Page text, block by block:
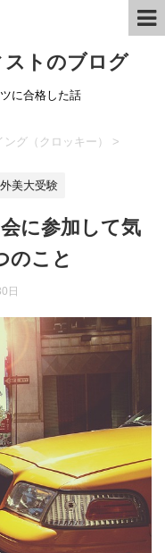
トのブログ
に合格した話
グ（クロッキー） >
美大受験
に参加して気
のこと
日